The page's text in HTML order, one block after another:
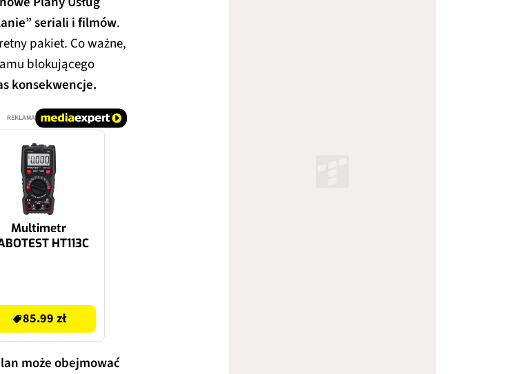
seriali i filmów.
pakiet. Co ważne,
blokującego
konsekwencje.
REKLAMA
Multimetr
HT113C
85.99 zł
może obejmować